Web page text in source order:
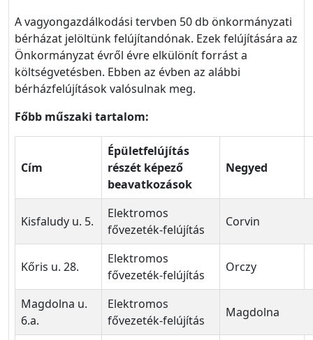
A vagyongazdálkodási tervben 50 db önkormányzati
bérházat jelöltünk felújítandónak. Ezek felújítására az
Önkormányzat évről évre elkülönít forrást a
költségvetésben. Ebben az évben az alábbi
bérházfelújítások valósulnak meg.
Főbb műszaki tartalom:
Cím
Épületfelújítás
részét képező
beavatkozások
Negyed
Kisfaludy u. 5.
Elektromos
fővezeték-felújítás
Corvin
Kőris u. 28.
Elektromos
fővezeték-felújítás
Orczy
Magdolna u.
6.a.
Elektromos
fővezeték-felújítás
Magdolna